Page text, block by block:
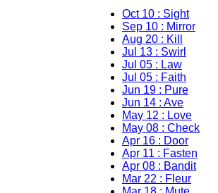
Oct 10 : Sight
Sep 10 : Mirror
Aug 20 : Kill
Jul 13 : Swirl
Jul 05 : Law
Jul 05 : Faith
Jun 19 : Pure
Jun 14 : Ave
May 12 : Love
May 08 : Check
Apr 16 : Door
Apr 11 : Fasten
Apr 08 : Bandit
Mar 22 : Fleur